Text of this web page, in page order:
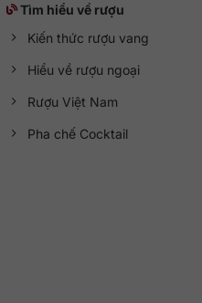
Tìm hiểu về rượu
Kiến thức rượu vang
Hiểu về rượu ngoại
Rượu Việt Nam
Pha chế Cocktail